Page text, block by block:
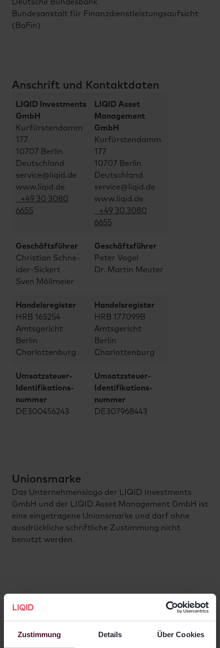
Zustimmung Details Über Cookies
Deutsche Bundesbank
Bundesanstalt für Finanzdienstleistungsaufsicht
(BaFin)
Anschrift und Kontaktdaten
LIQID Investments
GmbH
Kurfürstendamm
177
10707 Berlin
Deutschland
servi­ce@li­qid.d­e
www.liqid.de
+49 30 3080
6655
LIQID Asset
Management
GmbH
Kurfürstendamm
177
10707 Berlin
Deutschland
servi­ce@li­qid.d­e
www.liqid.de
+49 30 3080
6655
Gesch­äftsf­ührer
Christian Schne­
ider-­Sicke­rt
Sven Möllmeier
Gesch­äftsf­ührer
Peter Vogel
Dr. Martin Meuter
Hande­lsreg­ister
HRB 165254
Amtsgericht
Berlin
Charlottenburg
Hande­lsreg­ister
HRB 177099B
Amtsgericht
Berlin
Charlottenburg
Umsatzsteuer-
Ident­ifika­tions­
numme­r
DE300456243
Umsatzsteuer-
Ident­ifika­tions­
numme­r
DE307968443
Unionsmarke
Das Unternehmenslogo der LIQID Investments
GmbH und der LIQID Asset Management GmbH ist
eine eingetragene Unionsmarke und darf ohne
ausdrückliche schriftliche Zustimmung nicht
benutzt werden.
Inhaltlich verantwortlich für die
redaktionellen Inhalte gemäß § 55
LIQID Investments GmbH